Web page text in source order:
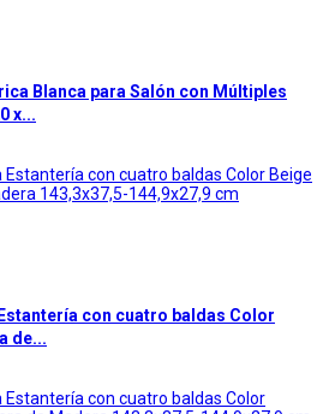
Blanca para Salón con Múltiples
x...
con cuatro baldas Color
de...